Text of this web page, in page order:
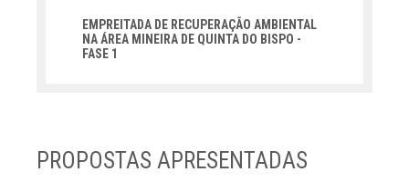
EMPREITADA DE RECUPERAÇÃO AMBIENTAL
NA ÁREA MINEIRA DE QUINTA DO BISPO -
FASE 1
PROPOSTAS APRESENTADAS